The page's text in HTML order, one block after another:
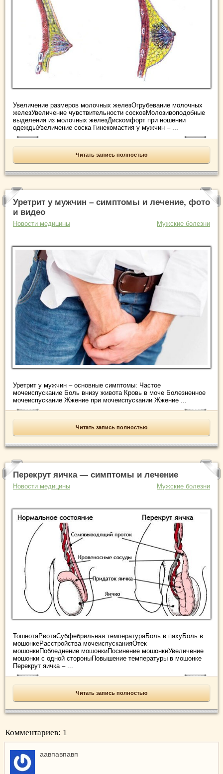
Увеличение размеров молочных железОгрубевание молочных
железУвеличение чувствительности сосковМолозивоподобные
выделения из молочных железДискомфорт при ношении
одеждыУвеличение соска Гинекомастия у мужчин – ...
Читать запись полностью
Уретрит у мужчин – симптомы и лечение, фото
и видео
Новости медицины Мужские болезни
Уретрит у мужчин – основные симптомы: Частое
мочеиспускание Боль внизу живота Кровь в моче Болезненное
мочеиспускание Жжение при мочеиспускании Жжение ...
Читать запись полностью
Перекрут яичка — симптомы и лечение
Новости медицины Мужские болезни
ТошнотаРвотаСубфебрильная температураБоль в пахуБоль в
мошонкеРасстройства мочеиспусканияОтек
мошонкиПобледнение мошонкиПосинение мошонкиУвеличение
мошонки с одной стороныПовышение температуры в мошонке
Перекрут яичка – ...
Читать запись полностью
Комментариев: 1
аавпавпавп